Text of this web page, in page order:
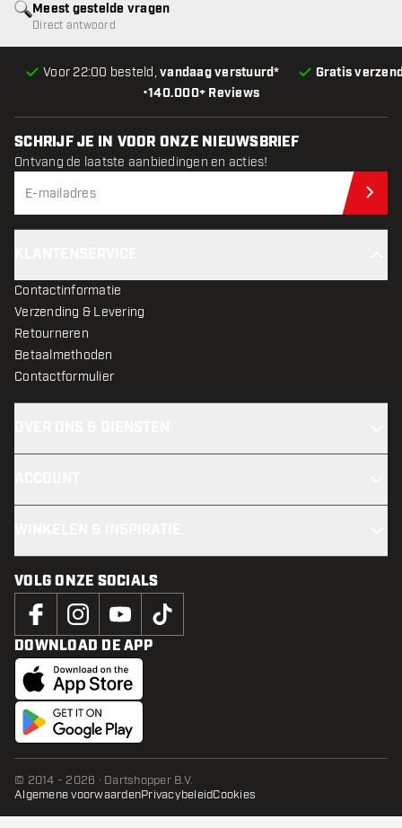
•140.000+ Reviews
Voor 22:00 besteld,vandaag verstuurd* Gratis
Meest gestelde vragen
Direct antwoord
SCHRIJF JE IN VOOR ONZE NIEUWSBRIEF
Ontvang de laatste aanbiedingen en acties!
Contactinformatie
Verzending & Levering
Retourneren
Betaalmethoden
Contactformulier
VOLG ONZE SOCIALS
DOWNLOAD DE APP
© 2014 - 2026 · Dartshopper B.V.
Algemene voorwaardenPrivacybeleidCookies